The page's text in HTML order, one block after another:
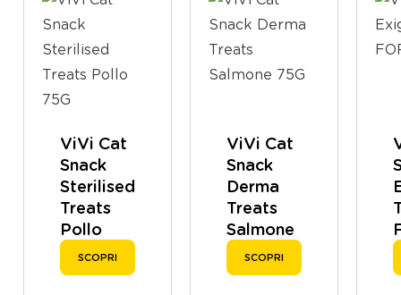
ViVi Cat
Snack
Sterilised
Treats
Pollo
75GSCOPRI
ViVi Cat
Snack
Derma
Treats
Salmone
75GSCOPRI